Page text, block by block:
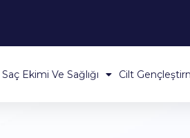
Saç Ekimi Ve Sağlığı Cilt